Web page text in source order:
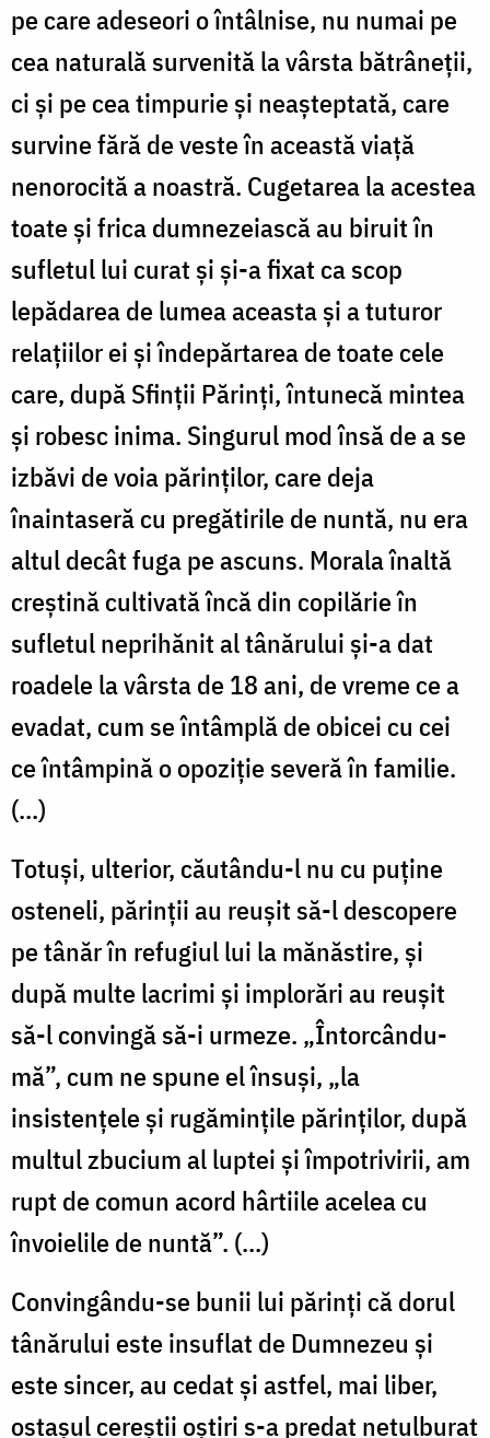
pe care adeseori o întâlnise, nu numai pe
cea naturală survenită la vârsta bătrâneții,
ci și pe cea timpurie și neașteptată, care
survine fără de veste în această viață
nenorocită a noastră. Cugetarea la acestea
toate și frica dumnezeiască au biruit în
sufletul lui curat și și-a fixat ca scop
lepădarea de lumea aceasta și a tuturor
relațiilor ei și îndepărtarea de toate cele
care, după Sfinții Părinți, întunecă mintea
și robesc inima. Singurul mod însă de a se
izbăvi de voia părinților, care deja
înaintaseră cu pregătirile de nuntă, nu era
altul decât fuga pe ascuns. Morala înaltă
creștină cultivată încă din copilărie în
sufletul neprihănit al tânărului și-a dat
roadele la vârsta de 18 ani, de vreme ce a
evadat, cum se întâmplă de obicei cu cei
ce întâmpină o opoziție severă în familie.
(...)
Totuși, ulterior, căutându-l nu cu puține
osteneli, părinții au reușit să-l descopere
pe tânăr în refugiul lui la mănăstire, și
după multe lacrimi și implorări au reușit
să-l convingă să-i urmeze. „Întorcându-
mă”, cum ne spune el însuși, „la
insistențele și rugămințile părinților, după
multul zbucium al luptei și împotrivirii, am
rupt de comun acord hârtiile acelea cu
învoielile de nuntă”. (...)
Convingându-se bunii lui părinți că dorul
tânărului este insuflat de Dumnezeu și
este sincer, au cedat și astfel, mai liber,
ostașul cereștii oștiri s-a predat netulburat